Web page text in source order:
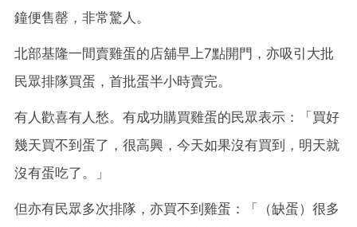
鐘便售罄，非常驚人。
北部基隆一間賣雞蛋的店舖早上7點開門，亦吸引大批
民眾排隊買蛋，首批蛋半小時賣完。
有人歡喜有人愁。有成功購買雞蛋的民眾表示：「買好
幾天買不到蛋了，很高興，今天如果沒有買到，明天就
沒有蛋吃了。」
但亦有民眾多次排隊，亦買不到雞蛋：「（缺蛋）很多